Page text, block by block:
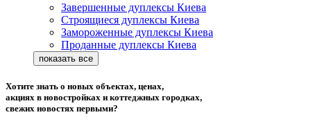
Завершенные дуплексы Киева
Строящиеся дуплексы Киева
Замороженные дуплексы Киева
Проданные дуплексы Киева
Хотите знать о новых объектах, ценах,
акциях в новостройках и коттеджных городках,
свежих новостях первыми?